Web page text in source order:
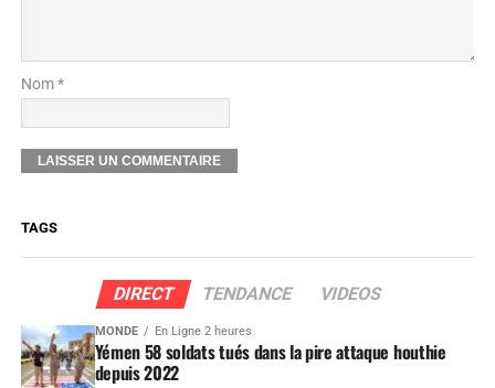
Nom *
TAGS
DIRECT TENDANCE VIDEOS
MONDE En Ligne 2 heures
Yémen 58 soldats tués dans la pire attaque houthie
depuis 2022